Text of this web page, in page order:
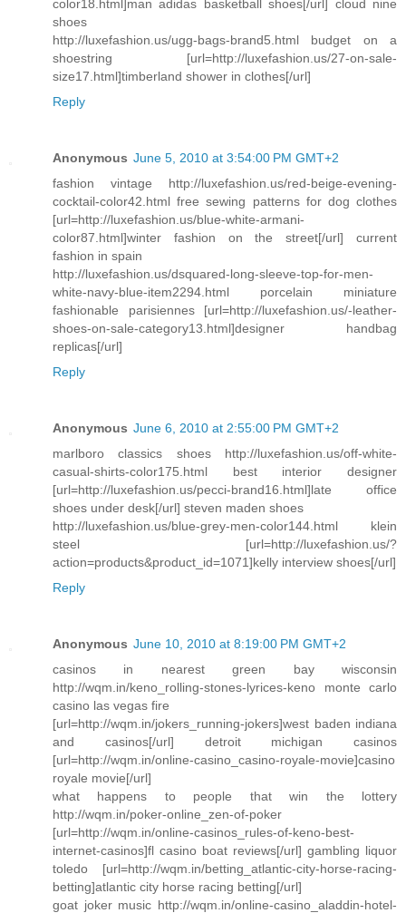
color18.html]man adidas basketball shoes[/url] cloud nine
shoes
http://luxefashion.us/ugg-bags-brand5.html budget on a
shoestring [url=http://luxefashion.us/27-on-sale-
size17.html]timberland shower in clothes[/url]
Reply
Anonymous June 5, 2010 at 3:54:00 PM GMT+2
fashion vintage http://luxefashion.us/red-beige-evening-
cocktail-color42.html free sewing patterns for dog clothes
[url=http://luxefashion.us/blue-white-armani-
color87.html]winter fashion on the street[/url] current
fashion in spain
http://luxefashion.us/dsquared-long-sleeve-top-for-men-
white-navy-blue-item2294.html porcelain miniature
fashionable parisiennes [url=http://luxefashion.us/-leather-
shoes-on-sale-category13.html]designer handbag
replicas[/url]
Reply
Anonymous June 6, 2010 at 2:55:00 PM GMT+2
marlboro classics shoes http://luxefashion.us/off-white-
casual-shirts-color175.html best interior designer
[url=http://luxefashion.us/pecci-brand16.html]late office
shoes under desk[/url] steven maden shoes
http://luxefashion.us/blue-grey-men-color144.html klein
steel [url=http://luxefashion.us/?
action=products&product_id=1071]kelly interview shoes[/url]
Reply
Anonymous June 10, 2010 at 8:19:00 PM GMT+2
casinos in nearest green bay wisconsin
http://wqm.in/keno_rolling-stones-lyrices-keno monte carlo
casino las vegas fire
[url=http://wqm.in/jokers_running-jokers]west baden indiana
and casinos[/url] detroit michigan casinos
[url=http://wqm.in/online-casino_casino-royale-movie]casino
royale movie[/url]
what happens to people that win the lottery
http://wqm.in/poker-online_zen-of-poker
[url=http://wqm.in/online-casinos_rules-of-keno-best-
internet-casinos]fl casino boat reviews[/url] gambling liquor
toledo [url=http://wqm.in/betting_atlantic-city-horse-racing-
betting]atlantic city horse racing betting[/url]
goat joker music http://wqm.in/online-casino_aladdin-hotel-